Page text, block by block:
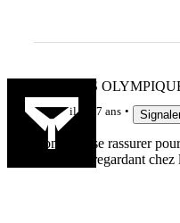
CASTRES
il y a 7 ans
Comment se rassurer
France en regardant